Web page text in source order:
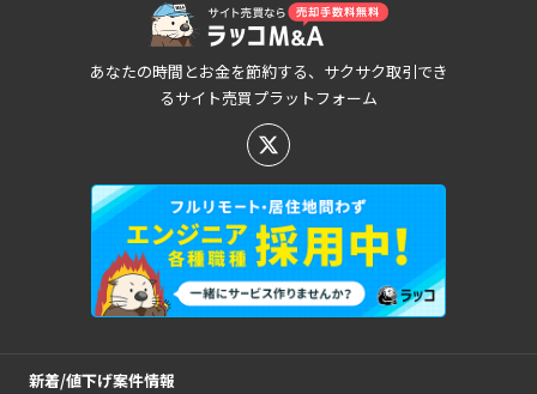
あなたの時間とお金を節約する、サクサク取引でき
るサイト売買プラットフォーム
新着/値下げ案件情報